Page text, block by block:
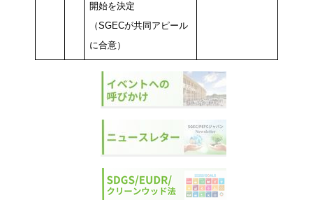
開始を決定
（SGECが共同アピール
に合意）